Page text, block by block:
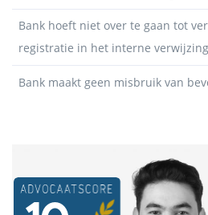
Bank hoeft niet over te gaan tot
registratie in het interne
Bank maakt geen misbruik van